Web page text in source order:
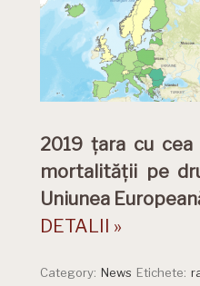
2019 țara cu
mortalității pe
Uniunea
DETALII »
Category: News Etichete: